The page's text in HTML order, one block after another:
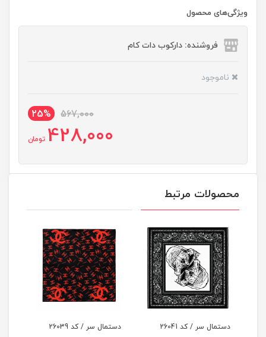
ویژگی‌های محصول
فروشنده: دارکوب دات کام
ناموجود
567,000
25%
428,000 تومان
محصولات مرتبط
دستمال سر / کد 26041 دستمال سر / کد 26039